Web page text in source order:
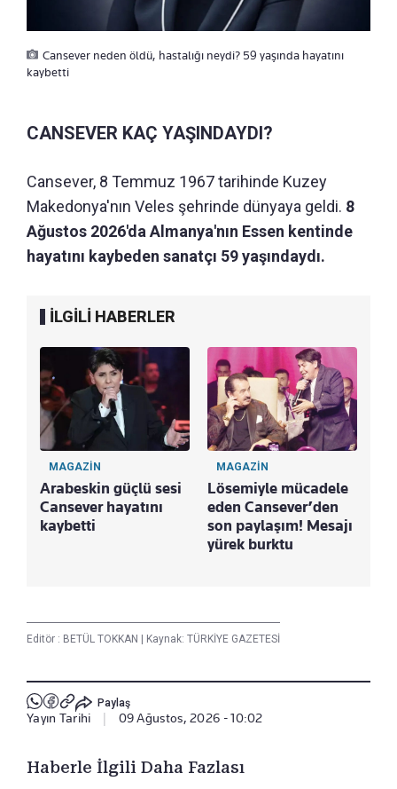
Cansever neden öldü, hastalığı neydi? 59 yaşında hayatını
kaybetti
CANSEVER KAÇ YAŞINDAYDI?
Cansever, 8 Temmuz 1967 tarihinde Kuzey
Makedonya'nın Veles şehrinde dünyaya geldi. 8
Ağustos 2026'da Almanya'nın Essen kentinde
hayatını kaybeden sanatçı 59 yaşındaydı.
İLGİLİ HABERLER
MAGAZİN
Arabeskin güçlü sesi
Cansever hayatını
kaybetti
MAGAZİN
Lösemiyle mücadele
eden Cansever’den
son paylaşım! Mesajı
yürek burktu
Editör : BETÜL TOKKAN Kaynak: TÜRKİYE GAZETESİ
Paylaş
Yayın Tarihi 09 Ağustos, 2026 - 10:02
Haberle İlgili Daha Fazlası